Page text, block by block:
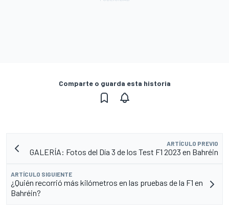
Comparte o guarda esta historia
ARTÍCULO PREVIO
GALERÍA: Fotos del Día 3 de los Test F1 2023 en Bahréin
ARTÍCULO SIGUIENTE
¿Quién recorrió más kilómetros en las pruebas de la F1 en
Bahréin?